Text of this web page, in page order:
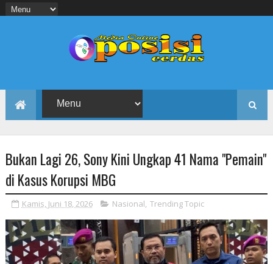
Bukan Lagi 26, Sony Kini Ungkap 41 Nama "Pemain"
di Kasus Korupsi MBG
Kamis, Juni 18, 2026 Nasional, Trending Topic